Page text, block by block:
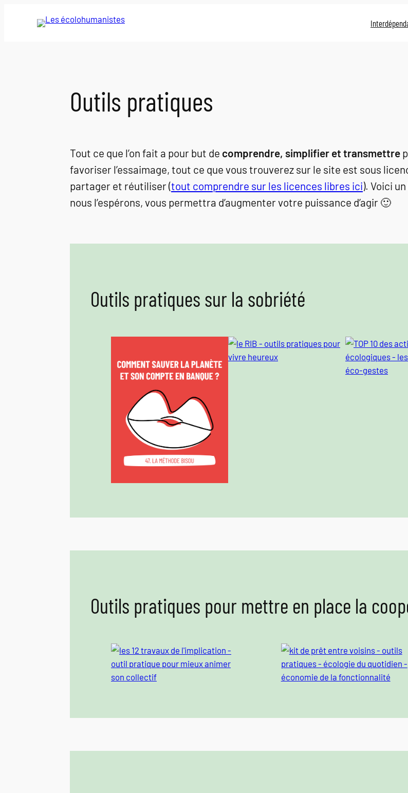
Outils pratiques
Tout ce que l’on fait a pour but de comprendre, simplifier et transmettre
favoriser l’essaimage, tout ce que vous trouverez sur le site est sous
partager et réutiliser (tout comprendre sur les licences libres ici). Voici
nous l’espérons, vous permettra d’augmenter votre puissance d’agir 🙂
Outils pratiques sur la sobriété
Outils pratiques pour mettre en place la